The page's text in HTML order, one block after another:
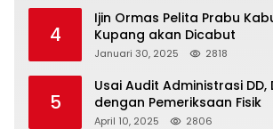
4
Ijin Ormas Pelita Prabu
Kupang akan Dicabut
Januari 30, 2025 2818
5
Usai Audit Administrasi DD,
dengan Pemeriksaan Fisik
April 10, 2025 2806